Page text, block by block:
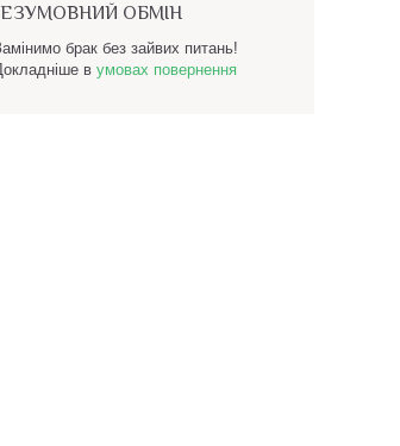
ОБМІН
брак без зайвих питань!
в умовах повернення